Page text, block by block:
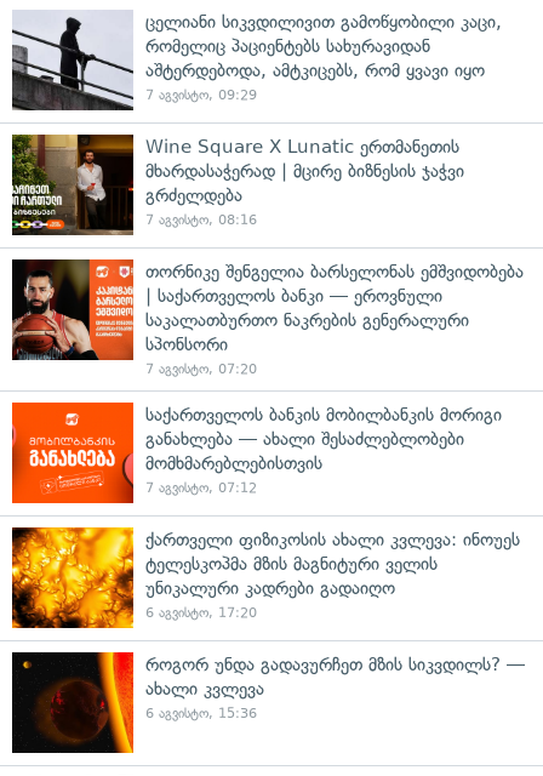
ცელიანი სიკვდილივით გამოწყობილი კაცი,
რომელიც პაციენტებს სახურავიდან
აშტერდებოდა, ამტკიცებს, რომ ყვავი იყო
7 აგვისტო, 09:29
Wine Square X Lunatic ერთმანეთის
მხარდასაჭერად | მცირე ბიზნესის ჯაჭვი
გრძელდება
7 აგვისტო, 08:16
თორნიკე შენგელია ბარსელონას ემშვიდობება
| საქართველოს ბანკი — ეროვნული
საკალათბურთო ნაკრების გენერალური
სპონსორი
7 აგვისტო, 07:20
საქართველოს ბანკის მობილბანკის მორიგი
განახლება — ახალი შესაძლებლობები
მომხმარებლებისთვის
7 აგვისტო, 07:12
ქართველი ფიზიკოსის ახალი კვლევა: ინოუეს
ტელესკოპმა მზის მაგნიტური ველის
უნიკალური კადრები გადაიღო
6 აგვისტო, 17:20
როგორ უნდა გადავურჩეთ მზის სიკვდილს? —
ახალი კვლევა
6 აგვისტო, 15:36